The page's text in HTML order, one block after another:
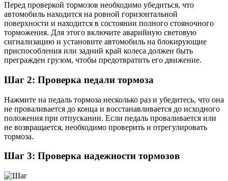
Перед проверкой тормозов необходимо убедиться, что
автомобиль находится на ровной горизонтальной
поверхности и находится в состоянии полного стояночного
торможения. Для этого включите аварийную световую
сигнализацию и установите автомобиль на блокирующие
приспособления или задний край колеса должен быть
прегражден грузом, чтобы предотвратить его движение.
Шаг 2: Проверка педали тормоза
Нажмите на педаль тормоза несколько раз и убедитесь, что она
не проваливается до конца и восстанавливается до исходного
положения при отпускании. Если педаль проваливается или
не возвращается, необходимо проверить и отрегулировать
тормоза.
Шаг 3: Проверка надежности тормозов